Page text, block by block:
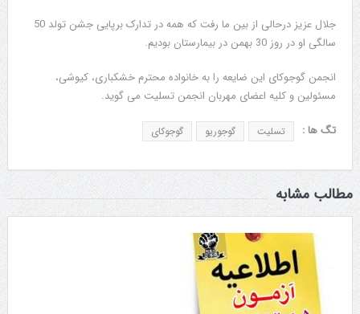
جلال عزیز درحالی از بین ما رفت که همه در تدارک برپایی جشن تولد 50
سالگی او در روز 30 بهمن در بیمارستان بودیم.
انجمن گوجوکای این ضایعه را به خانواده محترم خشکباری، کیوشی،
مسئولین و کلیه اعضای مهربان انجمن تسلیت می گوید.
تگ ها : تسلیت گوجوریو گوجوکای
مطالب مشابه